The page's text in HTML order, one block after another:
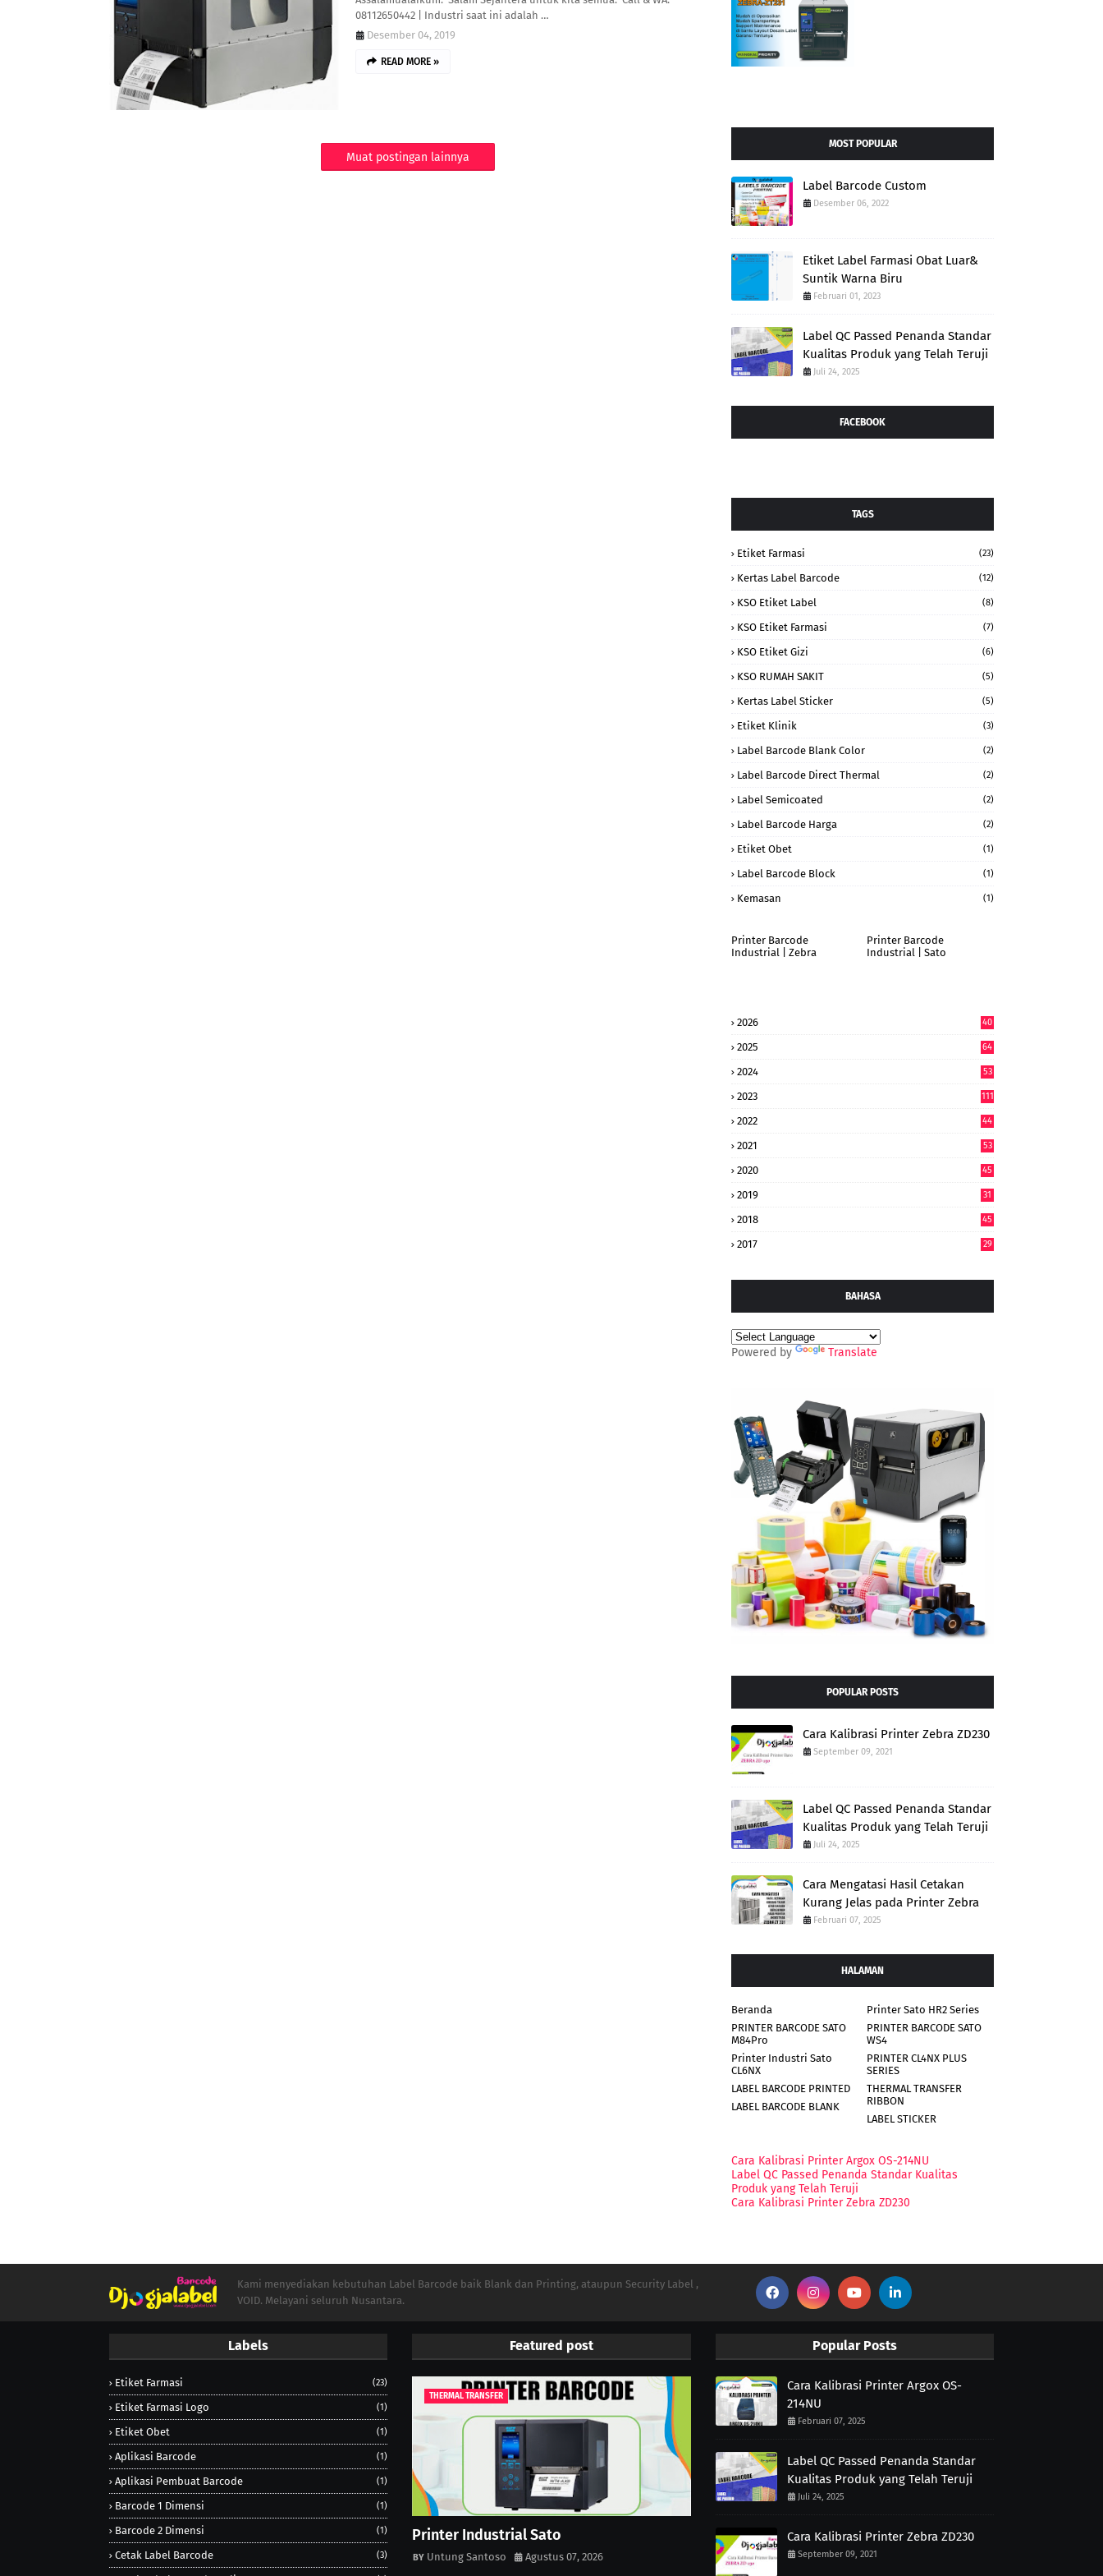
08112650442 | Industri saat ini adalah …
Desember 04, 2019
READ MORE »
Muat postingan lainnya
MOST POPULAR
Label Barcode Custom
Desember 06, 2022
Etiket Label Farmasi Obat Luar&
Suntik Warna Biru
Februari 01, 2023
Label QC Passed Penanda Standar
Kualitas Produk yang Telah Teruji
Juli 24, 2025
FACEBOOK
TAGS
Etiket Farmasi (23)
Kertas Label Barcode (12)
KSO Etiket Label (8)
KSO Etiket Farmasi (7)
KSO Etiket Gizi (6)
KSO RUMAH SAKIT (5)
Kertas Label Sticker (5)
Etiket Klinik (3)
Label Barcode Blank Color (2)
Label Barcode Direct Thermal (2)
Label Semicoated (2)
Label Barcode Harga (2)
Etiket Obet (1)
Label Barcode Block (1)
Kemasan (1)
Printer Barcode
Industrial | Zebra
Printer Barcode
Industrial | Sato
2026
40
2025
64
2024
53
2023 111
2022
44
2021 53
2020 45
2019 31
2018 45
2017 29
BAHASA
Powered by Translate
POPULAR POSTS
Cara Kalibrasi Printer Zebra ZD230
September 09, 2021
Label QC Passed Penanda Standar
Kualitas Produk yang Telah Teruji
Juli 24, 2025
Cara Mengatasi Hasil Cetakan
Kurang Jelas pada Printer Zebra
Februari 07, 2025
HALAMAN
Beranda
Printer Sato HR2 Series
PRINTER BARCODE SATO
M84Pro
PRINTER BARCODE SATO
WS4
Printer Industri Sato
CL6NX
PRINTER CL4NX PLUS
SERIES
LABEL BARCODE PRINTED
THERMAL TRANSFER
RIBBON
LABEL BARCODE BLANK
LABEL STICKER
Cara Kalibrasi Printer Argox OS-214NU
Label QC Passed Penanda Standar Kualitas
Produk yang Telah Teruji
Cara Kalibrasi Printer Zebra ZD230
Kami menyediakan kebutuhan Label Barcode baik Blank dan Printing, ataupun Security Label ,
VOID. Melayani seluruh Nusantara.
Labels
Etiket Farmasi (23)
Etiket Farmasi Logo (1)
Etiket Obet (1)
Aplikasi Barcode (1)
Aplikasi Pembuat Barcode (1)
Barcode 1 Dimensi (1)
Barcode 2 Dimensi (1)
Cetak Label Barcode (3)
Featured post
THERMAL TRANSFER
Printer Industrial Sato
Untung Santoso Agustus 07, 2026
Popular Posts
Cara Kalibrasi Printer Argox OS-
214NU
Februari 07, 2025
Label QC Passed Penanda Standar
Kualitas Produk yang Telah Teruji
Juli 24, 2025
Cara Kalibrasi Printer Zebra ZD230
September 09, 2021